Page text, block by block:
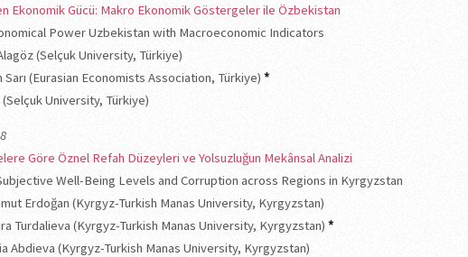
Ekonomik Gücü: Makro Ekonomik Göstergeler ile Özbekistan
Power Uzbekistan with Macroeconomic Indicators
(Selçuk University, Türkiye)
(Eurasian Economists Association, Türkiye) *
University, Türkiye)
Göre Öznel Refah Düzeyleri ve Yolsuzluğun Mekânsal Analizi
Well-Being Levels and Corruption across Regions in Kyrgyzstan
Erdoğan (Kyrgyz-Turkish Manas University, Kyrgyzstan)
Turdalieva (Kyrgyz-Turkish Manas University, Kyrgyzstan) *
Abdieva (Kyrgyz-Turkish Manas University, Kyrgyzstan)